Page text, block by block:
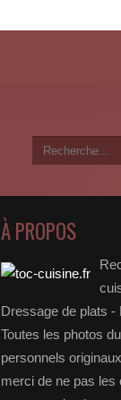
À PROPOS
Dressage de plats -
Toutes les photos
personnels
merci de ne pas les